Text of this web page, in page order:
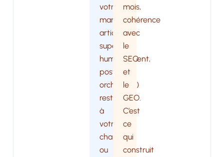
votre
marché,
articles
supervisés
humainement,
posts
orchestrés)
reste
à
votre
charge
ou
mois,
cohérence
avec
le
SEO
et
le
GEO.
C’est
ce
qui
construit